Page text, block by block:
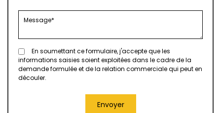
En soumettant ce formulaire, j'accepte que les
informations saisies soient exploitées dans le cadre de la
demande formulée et de la relation commerciale qui peut en
découler.